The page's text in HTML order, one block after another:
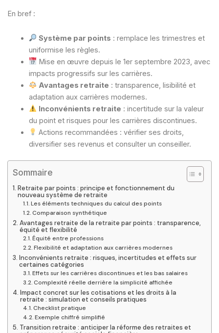
En bref :
Système par points : remplace les trimestres et
uniformise les règles.
Mise en œuvre depuis le 1er septembre 2023, avec
impacts progressifs sur les carrières.
Avantages retraite : transparence, lisibilité et
adaptation aux carrières modernes.
Inconvénients retraite : incertitude sur la valeur
du point et risques pour les carrières discontinues.
Actions recommandées : vérifier ses droits,
diversifier ses revenus et consulter un conseiller.
Sommaire
Retraite par points : principe et fonctionnement du
nouveau système de retraite
Les éléments techniques du calcul des points
Comparaison synthétique
Avantages retraite de la retraite par points : transparence,
équité et flexibilité
Équité entre professions
Flexibilité et adaptation aux carrières modernes
Inconvénients retraite : risques, incertitudes et effets sur
certaines catégories
Effets sur les carrières discontinues et les bas salaires
Complexité réelle derrière la simplicité affichée
Impact concret sur les cotisations et les droits à la
retraite : simulation et conseils pratiques
Checklist pratique
Exemple chiffré simplifié
Transition retraite : anticiper la réforme des retraites et